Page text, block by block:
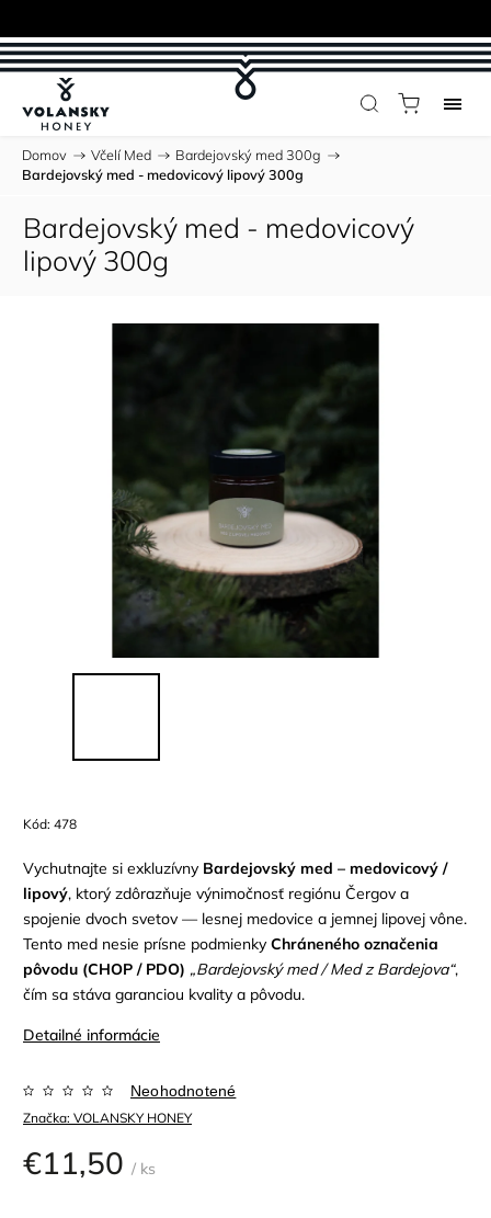
Domov / Včelí Med / Bardejovský med 300g /
Bardejovský med - medovicový lipový 300g
Bardejovský med - medovicový
lipový 300g
Kód: 478
Vychutnajte si exkluzívny Bardejovský med – medovicový /
lipový, ktorý zdôrazňuje výnimočnosť regiónu Čergov a
spojenie dvoch svetov — lesnej medovice a jemnej lipovej vône.
Tento med nesie prísne podmienky Chráneného označenia
pôvodu (CHOP / PDO) „Bardejovský med / Med z Bardejova“,
čím sa stáva garanciou kvality a pôvodu.
Detailné informácie
Značka: VOLANSKY HONEY
Neohodnotené
€11,50 / ks